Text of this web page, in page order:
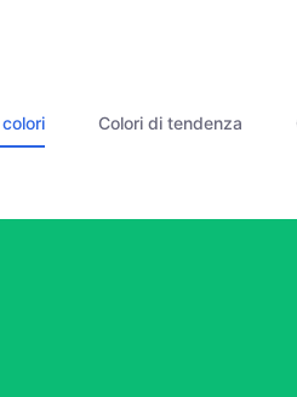
Colori di tendenza